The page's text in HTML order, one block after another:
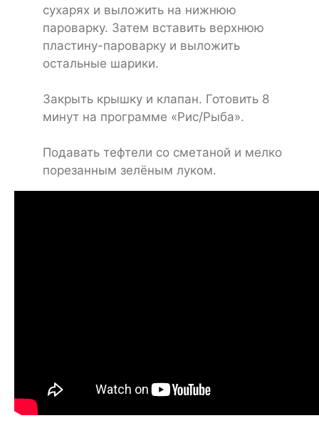
сухарях и выложить на нижнюю
пароварку. Затем вставить верхнюю
пластину-пароварку и выложить
остальные шарики.
Закрыть крышку и клапан. Готовить 8
минут на программе «Рис/Рыба».
Подавать тефтели со сметаной и мелко
порезанным зелёным луком.